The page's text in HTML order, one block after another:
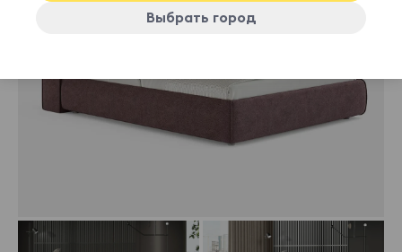
Выбрать город